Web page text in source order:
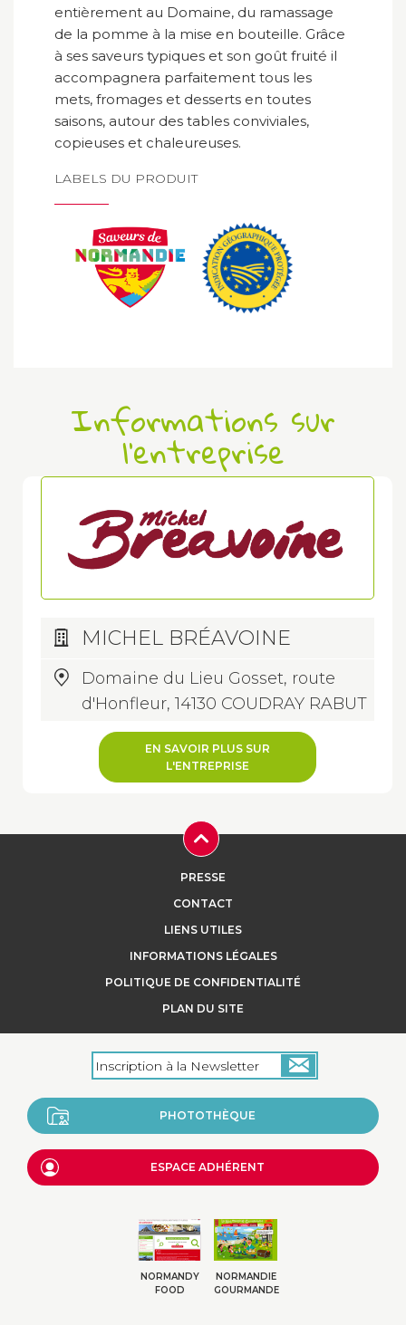
entièrement au Domaine, du ramassage
de la pomme à la mise en bouteille. Grâce
à ses saveurs typiques et son goût fruité il
accompagnera parfaitement tous les
mets, fromages et desserts en toutes
saisons, autour des tables conviviales,
copieuses et chaleureuses.
LABELS DU PRODUIT
Informations sur
l'entreprise
MICHEL BRÉAVOINE
Domaine du Lieu Gosset, route
d'Honfleur, 14130 COUDRAY RABUT
EN SAVOIR PLUS SUR
L'ENTREPRISE
PRESSE
CONTACT
LIENS UTILES
INFORMATIONS LÉGALES
POLITIQUE DE CONFIDENTIALITÉ
PLAN DU SITE
PHOTOTHÈQUE
ESPACE ADHÉRENT
NORMANDY
FOOD
NORMANDIE
GOURMANDE